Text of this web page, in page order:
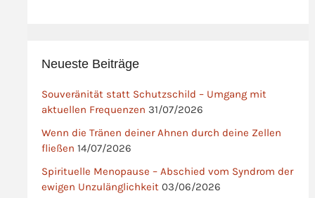
Neueste Beiträge
Souveränität statt Schutzschild – Umgang mit
aktuellen Frequenzen 31/07/2026
Wenn die Tränen deiner Ahnen durch deine Zellen
fließen 14/07/2026
Spirituelle Menopause – Abschied vom Syndrom der
ewigen Unzulänglichkeit 03/06/2026